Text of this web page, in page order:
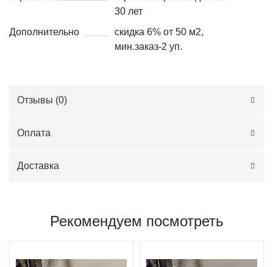
30 лет
Дополнительно
скидка 6% от 50 м2,
мин.заказ-2 уп.
Отзывы (0)
Оплата
Доставка
Рекомендуем посмотреть